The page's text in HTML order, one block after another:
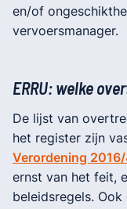
en/of
vervoersmanager.
ERRU: welke
De lijst van
het register zijn
Verordening
ernst van het feit,
beleidsregels.